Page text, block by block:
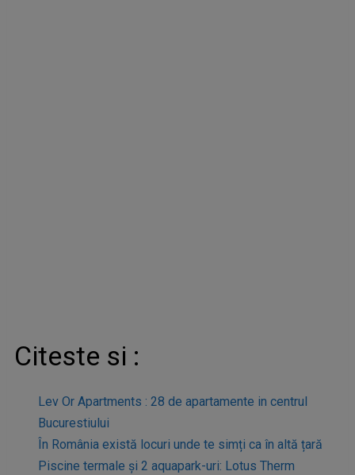
Citeste si :
Lev Or Apartments : 28 de apartamente in centrul
Bucurestiului
În România există locuri unde te simți ca în altă țară
Piscine termale și 2 aquapark-uri: Lotus Therm